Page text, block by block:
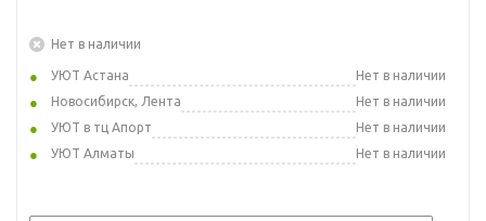
Нет в наличии
УЮТ Астана
Нет в наличии
Новосибирск, Лента
Нет в наличии
УЮТ в тц Апорт
Нет в наличии
УЮТ Алматы
Нет в наличии